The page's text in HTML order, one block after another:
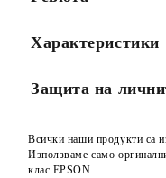
Характеристики
Защита на
Всички наши продукти са
Използваме само
клас EPSON.